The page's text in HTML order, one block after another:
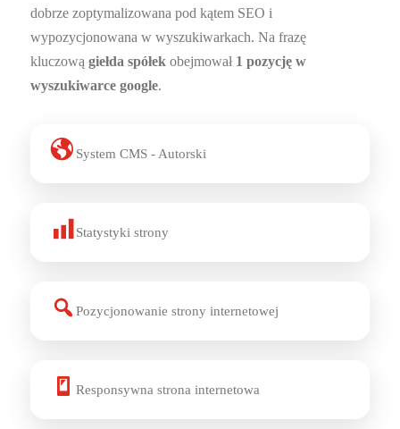
dobrze zoptymalizowana pod kątem SEO i
wypozycjonowana w wyszukiwarkach. Na frazę
kluczową giełda spółek obejmował 1 pozycję w
wyszukiwarce google.
System CMS - Autorski
Statystyki strony
Pozycjonowanie strony internetowej
Responsywna strona internetowa